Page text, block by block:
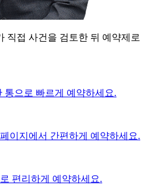
직접 사건을 검토한 뒤 예약제로
통으로 빠르게 예약하세요.
이지에서 간편하게 예약하세요.
편리하게 예약하세요.